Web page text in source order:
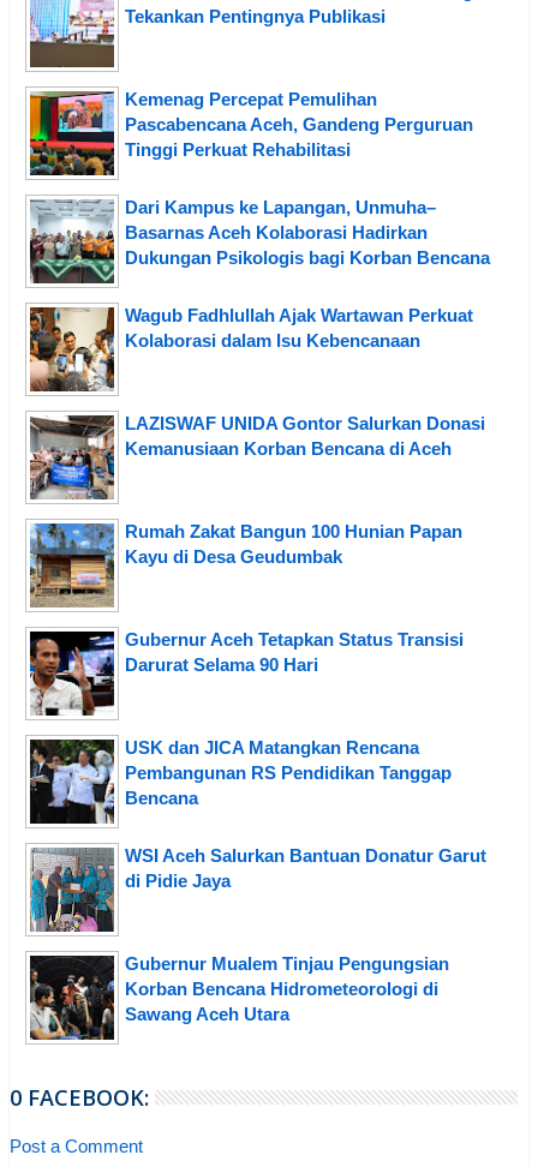
Tekankan Pentingnya Publikasi
Kemenag Percepat Pemulihan
Pascabencana Aceh, Gandeng Perguruan
Tinggi Perkuat Rehabilitasi
Dari Kampus ke Lapangan, Unmuha–
Basarnas Aceh Kolaborasi Hadirkan
Dukungan Psikologis bagi Korban Bencana
Wagub Fadhlullah Ajak Wartawan Perkuat
Kolaborasi dalam Isu Kebencanaan
LAZISWAF UNIDA Gontor Salurkan Donasi
Kemanusiaan Korban Bencana di Aceh
Rumah Zakat Bangun 100 Hunian Papan
Kayu di Desa Geudumbak
Gubernur Aceh Tetapkan Status Transisi
Darurat Selama 90 Hari
USK dan JICA Matangkan Rencana
Pembangunan RS Pendidikan Tanggap
Bencana
WSI Aceh Salurkan Bantuan Donatur Garut
di Pidie Jaya
Gubernur Mualem Tinjau Pengungsian
Korban Bencana Hidrometeorologi di
Sawang Aceh Utara
0 FACEBOOK:
Post a Comment